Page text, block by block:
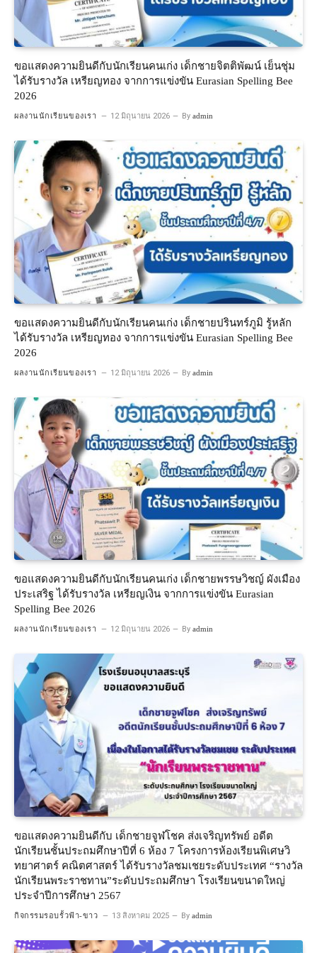
ขอแสดงความยินดีกับนักเรียนคนเก่ง เด็กชายจิตติพัฒน์ เย็นชุ่ม
ได้รับรางวัล เหรียญทอง จากการแข่งขัน Eurasian Spelling Bee
2026
ผลงานนักเรียนของเรา 12 มิถุนายน 2026 By admin
ขอแสดงความยินดีกับนักเรียนคนเก่ง เด็กชายปรินทร์ภูมิ รู้หลัก
ได้รับรางวัล เหรียญทอง จากการแข่งขัน Eurasian Spelling Bee
2026
ผลงานนักเรียนของเรา 12 มิถุนายน 2026 By admin
ขอแสดงความยินดีกับนักเรียนคนเก่ง เด็กชายพรรษวิชญ์ ผังเมือง
ประเสริฐ ได้รับรางวัล เหรียญเงิน จากการแข่งขัน Eurasian
Spelling Bee 2026
ผลงานนักเรียนของเรา 12 มิถุนายน 2026 By admin
ขอแสดงความยินดีกับ เด็กชายจูฬโชค ส่งเจริญทรัพย์ อดีต
นักเรียนชั้นประถมศึกษาปีที่ 6 ห้อง 7 โครงการห้องเรียนพิเศษวิ
ทยาศาตร์ คณิตศาสตร์ ได้รับรางวัลชมเชยระดับประเทศ “รางวัล
นักเรียนพระราชทาน”ระดับประถมศึกษา โรงเรียนขนาดใหญ่
ประจำปีการศึกษา 2567
กิจกรรมรอบรั้วฟ้า-ขาว 13 สิงหาคม 2025 By admin